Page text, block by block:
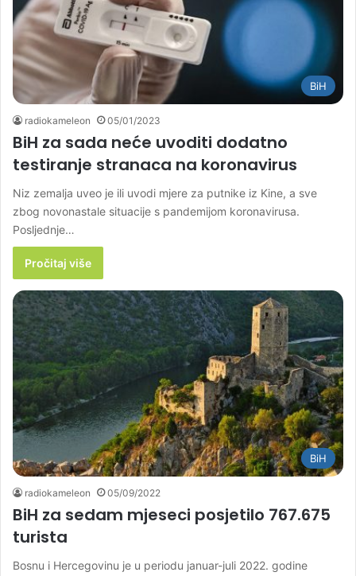
BiH
radiokameleon 05/01/2023
BiH za sada neće uvoditi dodatno
testiranje stranaca na koronavirus
Niz zemalja uveo je ili uvodi mjere za putnike iz Kine, a sve
zbog novonastale situacije s pandemijom koronavirusa.
Posljednje…
Pročitaj više
BiH
radiokameleon 05/09/2022
BiH za sedam mjeseci posjetilo 767.675
turista
Bosnu i Hercegovinu je u periodu januar-juli 2022. godine